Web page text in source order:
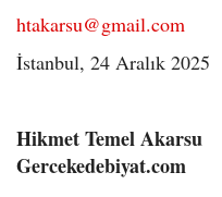
htakarsu@gmail.com
İstanbul, 24 Aralık 2025
Hikmet Temel Akarsu
Gercekedebiyat.com